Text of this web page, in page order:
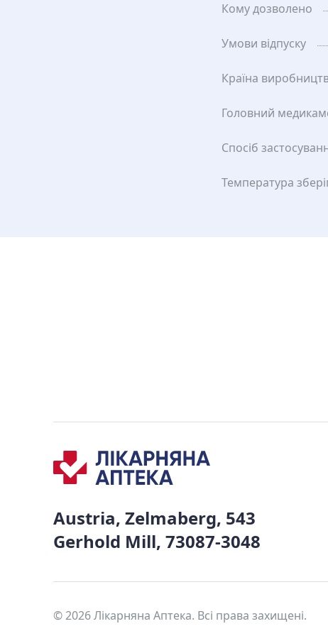
Кому дозволено
Умови відпуску
Країна
Головний
Спосіб
Температура
Austria, Zelmaberg, 543
Gerhold Mill, 73087-3048
© 2026 Лікарняна Аптека. Всі права захищені.